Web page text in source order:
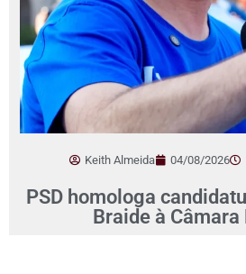
Keith Almeida 04/08/2026
PSD homologa
Braide à Câmara